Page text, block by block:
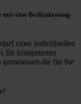
mir eine Brillenfassung
einer individuellen
Ihr kompetenter
die für Sie